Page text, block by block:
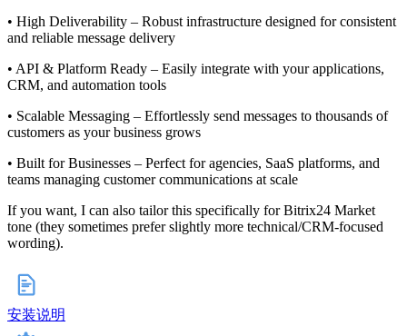
• High Deliverability – Robust infrastructure designed for consistent
and reliable message delivery
• API & Platform Ready – Easily integrate with your applications,
CRM, and automation tools
• Scalable Messaging – Effortlessly send messages to thousands of
customers as your business grows
• Built for Businesses – Perfect for agencies, SaaS platforms, and
teams managing customer communications at scale
If you want, I can also tailor this specifically for Bitrix24 Market
tone (they sometimes prefer slightly more technical/CRM-focused
wording).
安装说明